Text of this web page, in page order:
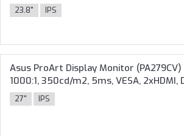
23.8" IPS
Asus ProArt Display Monitor (PA279CV)
1000:1, 350cd/m2, 5ms, VESA, 2xHDMI,
27" IPS